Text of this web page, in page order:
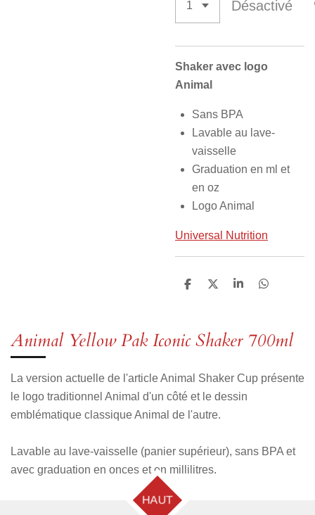
Désactivé
Shaker avec logo
Animal
Sans BPA
Lavable au lave-
vaisselle
Graduation en ml et
en oz
Logo Animal
Universal Nutrition
P
g
P
g
P
g
P
a
g
Animal Yellow Pak Iconic Shaker 700ml
La version actuelle de l'article Animal Shaker Cup présente
le logo traditionnel Animal d'un côté et le dessin
emblématique classique Animal de l'autre.
Lavable au lave-vaisselle (panier supérieur), sans BPA et
avec graduation en onces et en millilitres.
HAUT